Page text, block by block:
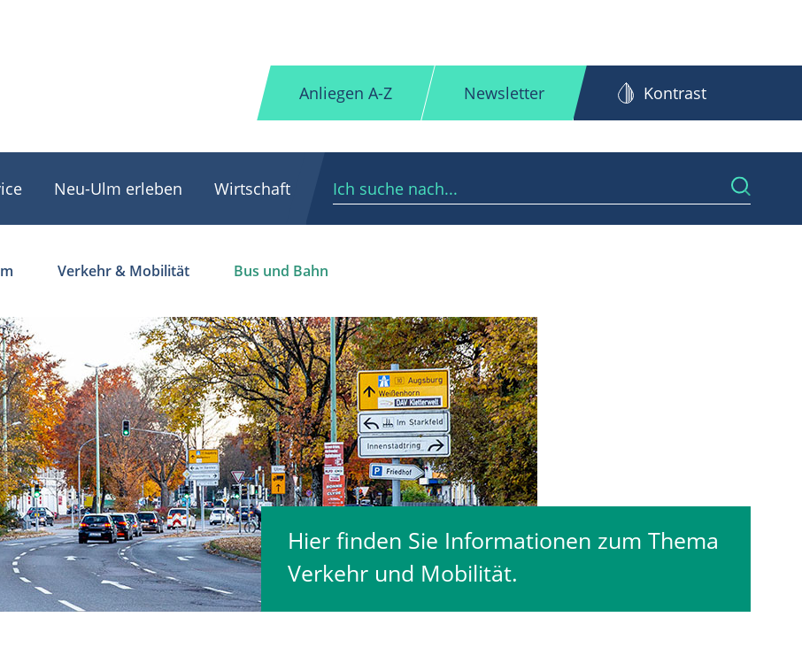
Anliegen A-Z Newsletter Kontrast
Neu-Ulm erleben Wirtschaft
Verkehr & Mobilität Bus und Bahn
Hier finden Sie Informationen zum Thema
Verkehr und Mobilität.